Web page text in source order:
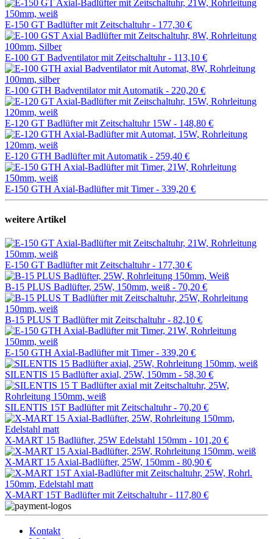
E-150 GT Badlüfter mit Zeitschaltuhr - 177,30 €
E-100 GT Badventilator mit Zeitschaltuhr - 113,10 €
E-100 GTH Badventilator mit Automatik - 220,20 €
E-120 GT Badlüfter mit Zeitschaltuhr 15W - 148,80 €
E-120 GTH Badlüfter mit Automatik - 259,40 €
E-150 GTH Axial-Badlüfter mit Timer - 339,20 €
weitere Artikel
E-150 GT Badlüfter mit Zeitschaltuhr - 177,30 €
B-15 PLUS Badlüfter, 25W, 150mm, weiß - 70,20 €
B-15 PLUS T Badlüfter mit Zeitschaltuhr - 82,10 €
E-150 GTH Axial-Badlüfter mit Timer - 339,20 €
SILENTIS 15 Badlüfter axial, 25W, 150mm - 58,30 €
SILENTIS 15T Badlüfter mit Zeitschaltuhr - 70,20 €
X-MART 15 Badlüfter, 25W Edelstahl 150mm - 101,20 €
X-MART 15 Axial-Badlüfter, 25W, 150mm - 80,90 €
X-MART 15T Badlüfter mit Zeitschaltuhr - 117,80 €
Kontakt